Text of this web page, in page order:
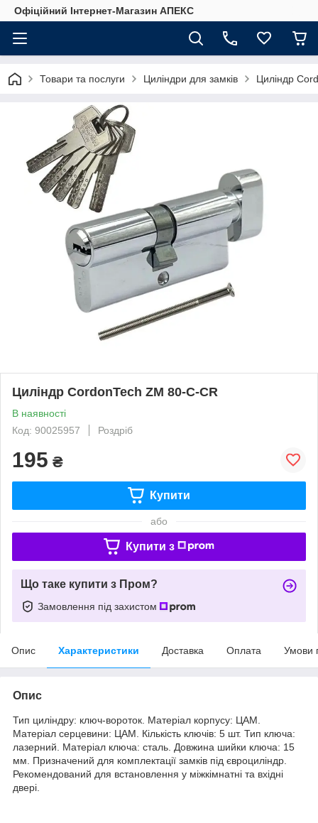
Офіційний Інтернет-Магазин АПЕКС
Товари та послуги Циліндри для замків Циліндр
Циліндр CordonTech ZM 80-C-CR
В наявності
Код: 90025957
Роздріб
195 ₴
Купити
або
Купити з
Що таке купити з Пром?
Замовлення під захистом
Опис Характеристики Доставка Оплата Умови
Опис
Тип циліндру: ключ-вороток. Матеріал корпусу: ЦАМ.
Матеріал серцевини: ЦАМ. Кількість ключів: 5 шт. Тип ключа:
лазерний. Матеріал ключа: сталь. Довжина шийки ключа: 15
мм. Призначений для комплектації замків під євроциліндр.
Рекомендований для встановлення у міжкімнатні та вхідні
двері.